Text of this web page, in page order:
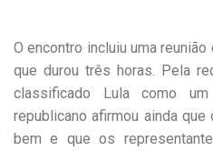
O encontro incluiu uma
que durou três horas. Pela
classificado Lula como
republicano afirmou ainda
bem e que os